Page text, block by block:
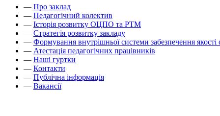
— Про заклад
— Педагогічний колектив
— Історія розвитку ОЦПО та РТМ
— Стратегія розвитку закладу
— Формування внутрішньої системи забезпечення якості
— Атестація педагогічних працівників
— Наші гуртки
— Контакти
— Публічна інформація
— Вакансії